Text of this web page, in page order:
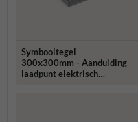
Symbooltegel
300x300mm - Aanduiding
laadpunt elektrisch